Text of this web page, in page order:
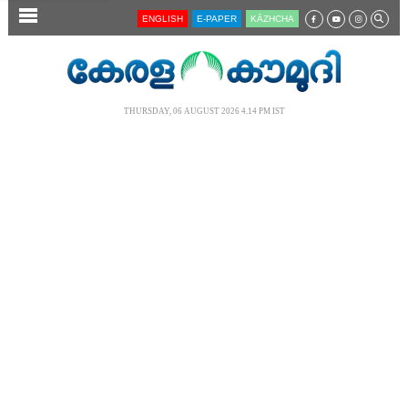
SECTIONS ENGLISH E-PAPER KĀZHCHA
THURSDAY, 06 AUGUST 2026 4.14 PM IST